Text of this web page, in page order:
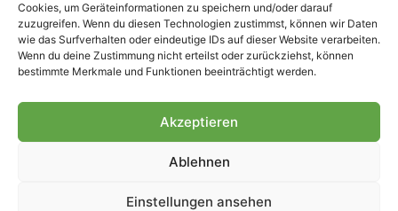
Cookies, um Geräteinformationen zu speichern und/oder darauf
zuzugreifen. Wenn du diesen Technologien zustimmst, können wir Daten
wie das Surfverhalten oder eindeutige IDs auf dieser Website verarbeiten.
Wenn du deine Zustimmung nicht erteilst oder zurückziehst, können
bestimmte Merkmale und Funktionen beeinträchtigt werden.
Akzeptieren
Ablehnen
Einstellungen ansehen
Fohlen-Hautnah.de ist ein
offiziell eingetragenes Magazin
bei der Deutschen
Nationalbibliothek (ISSN 1868-
Weiterverarbeitung, auch
Genehmigung.